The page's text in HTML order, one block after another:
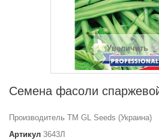
Увеличить
Семена фасоли
Производитель ТМ GL Seeds (Украина)
Артикул 3643Л